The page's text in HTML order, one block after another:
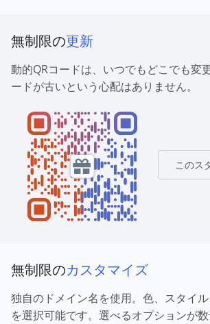
無制限の更新
動的QRコードは、いつでもどこでも変
ードが古いという心配はありません。
このス
無制限のカスタマイズ
独自のドメイン名を使用。色、スタイ
を選択可能です。選べるオプションが数